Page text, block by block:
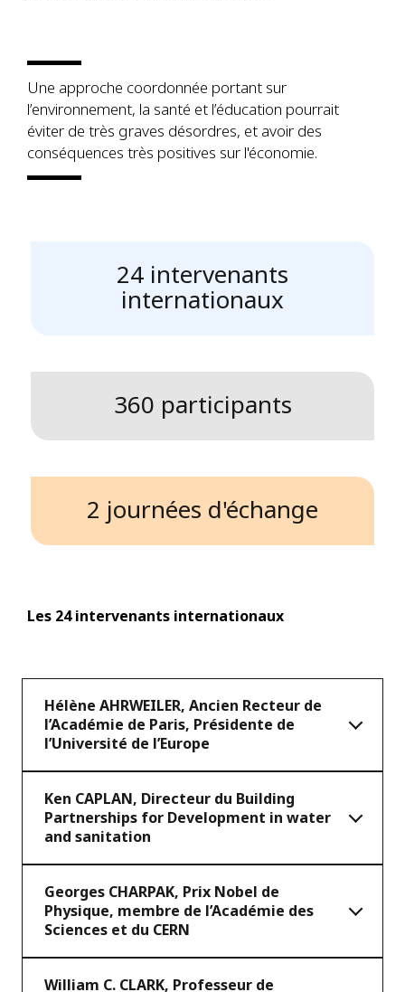
Une approche coordonnée portant sur
l’environnement, la santé et l’éducation pourrait
éviter de très graves désordres, et avoir des
conséquences très positives sur l'économie.
24 intervenants
internationaux
360 participants
2 journées d'échange
Les 24 intervenants internationaux
Hélène AHRWEILER, Ancien Recteur de
l’Académie de Paris, Présidente de
l’Université de l’Europe
Ken CAPLAN, Directeur du Building
Partnerships for Development in water
and sanitation
Georges CHARPAK, Prix Nobel de
Physique, membre de l’Académie des
Sciences et du CERN
William C. CLARK, Professeur de